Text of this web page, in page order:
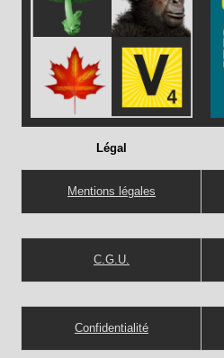
Légal
Mentions légales
C.G.U.
Confidentialité